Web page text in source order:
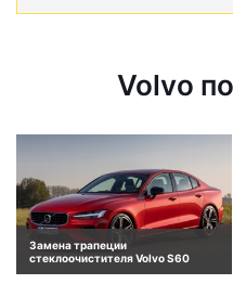
Volvo
Замена трапеции
стеклоочистителя Volvo S60